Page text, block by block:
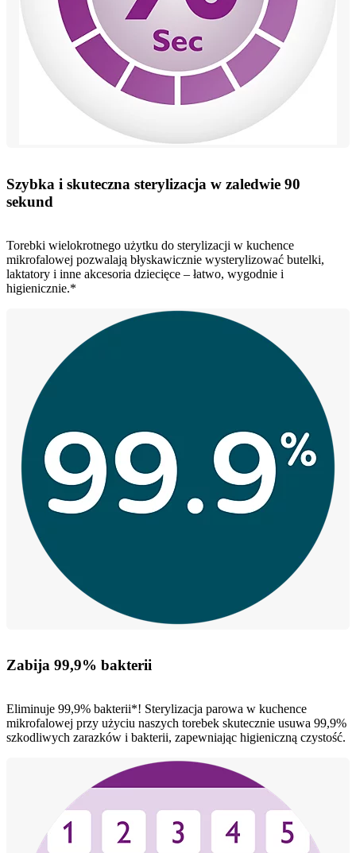
Szybka i skuteczna sterylizacja w zaledwie 90
sekund
Torebki wielokrotnego użytku do sterylizacji w kuchence
mikrofalowej pozwalają błyskawicznie wysterylizować butelki,
laktatory i inne akcesoria dziecięce – łatwo, wygodnie i
higienicznie.*
Zabija 99,9% bakterii
Eliminuje 99,9% bakterii*! Sterylizacja parowa w kuchence
mikrofalowej przy użyciu naszych torebek skutecznie usuwa 99,9%
szkodliwych zarazków i bakterii, zapewniając higieniczną czystość.